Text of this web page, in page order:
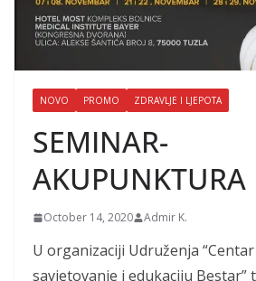
NOVO PROMO ZDRAVLJE I LJEPOTA
SEMINAR-
AKUPUNKTURA
October 14, 2020 Admir K.
U organizaciji Udruženja
savjetovanje i edukaciju Bestar”